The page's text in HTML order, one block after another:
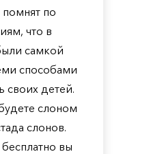
по
что в
самкой
способами
своих детей.
слоном
слонов.
вы